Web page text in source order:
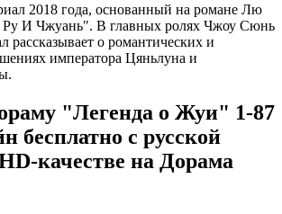
2018 года, основанный на романе Лю
И Чжуань". В главных ролях Чжоу Сюнь
рассказывает о романтических и
императора Цяньлуна и
"Легенда о Жуи" 1-87
бесплатно с русской
качестве на Дорама